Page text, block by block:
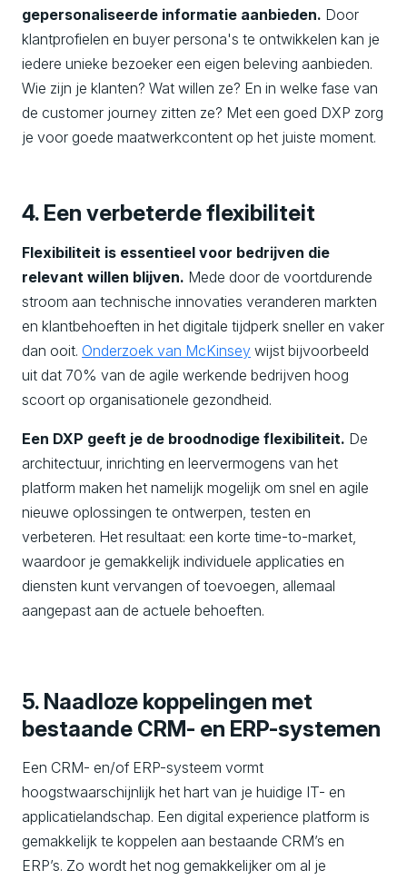
gepersonaliseerde informatie aanbieden. Door
klantprofielen en buyer persona's te ontwikkelen kan je
iedere unieke bezoeker een eigen beleving aanbieden.
Wie zijn je klanten? Wat willen ze? En in welke fase van
de customer journey zitten ze? Met een goed DXP zorg
je voor goede maatwerkcontent op het juiste moment.
4. Een verbeterde flexibiliteit
Flexibiliteit is essentieel voor bedrijven die
relevant willen blijven. Mede door de voortdurende
stroom aan technische innovaties veranderen markten
en klantbehoeften in het digitale tijdperk sneller en vaker
dan ooit. Onderzoek van McKinsey wijst bijvoorbeeld
uit dat 70% van de agile werkende bedrijven hoog
scoort op organisationele gezondheid.
Een DXP geeft je de broodnodige flexibiliteit. De
architectuur, inrichting en leervermogens van het
platform maken het namelijk mogelijk om snel en agile
nieuwe oplossingen te ontwerpen, testen en
verbeteren. Het resultaat: een korte time-to-market,
waardoor je gemakkelijk individuele applicaties en
diensten kunt vervangen of toevoegen, allemaal
aangepast aan de actuele behoeften.
5. Naadloze koppelingen met
bestaande CRM- en ERP-systemen
Een CRM- en/of ERP-systeem vormt
hoogstwaarschijnlijk het hart van je huidige IT- en
applicatielandschap. Een digital experience platform is
gemakkelijk te koppelen aan bestaande CRM’s en
ERP’s. Zo wordt het nog gemakkelijker om al je